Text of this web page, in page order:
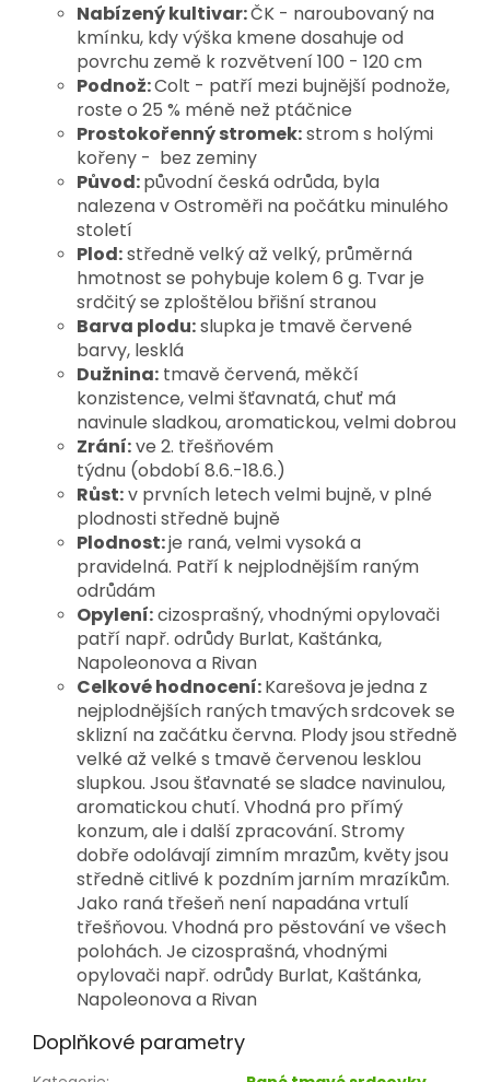
Nabízený kultivar:ČK - naroubovaný na
kmínku, kdy výška kmene dosahuje od
povrchu země k rozvětvení 100 - 120 cm
Podnož:Colt - patří mezi bujnější podnože,
roste o 25 % méně než ptáčnice
Prostokořenný stromek:strom s holými
kořeny - bez zeminy
Původ:původní česká odrůda, byla
nalezena v Ostroměři na počátku minulého
století
Plod:středně velký až velký, průměrná
hmotnost se pohybuje kolem 6 g. Tvar je
srdčitý se zploštělou břišní stranou
Barva plodu:slupka je tmavě červené
barvy, lesklá
Dužnina: tmavě červená, měkčí
konzistence, velmi šťavnatá, chuť má
navinule sladkou, aromatickou, velmi dobrou
Zrání:ve 2. třešňovém
týdnu (období 8.6.-18.6.)
Růst:v prvních letech velmi bujně, v plné
plodnosti středně bujně
Plodnost:je raná, velmi vysoká a
pravidelná. Patří k nejplodnějším raným
odrůdám
Opylení:cizosprašný, vhodnými opylovači
patří např. odrůdy Burlat, Kaštánka,
Napoleonova a Rivan
Celkové hodnocení:Karešova jejedna z
nejplodnějších ranýchtmavýchsrdcovek se
sklizní na začátku června. Plody jsou středně
velké až velké s tmavě červenou lesklou
slupkou. Jsou šťavnaté se sladce navinulou,
aromatickou chutí. Vhodná pro přímý
konzum, ale i další zpracování. Stromy
dobře odolávají zimním mrazům, květy jsou
středně citlivé k pozdním jarním mrazíkům.
Jako raná třešeň není napadána vrtulí
třešňovou. Vhodná pro pěstování ve všech
polohách. Je cizosprašná, vhodnými
opylovači např. odrůdy Burlat, Kaštánka,
Napoleonova a Rivan
Doplňkové parametry